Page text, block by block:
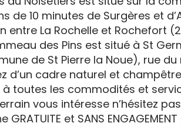
de 10 minutes de Surgères et
entre La Rochelle et Rochefort
des Pins est situé à St
de St Pierre la Noue), rue
d’un cadre naturel et
toutes les commodités et
vous intéresse n’hésitez
GRATUITE et SANS